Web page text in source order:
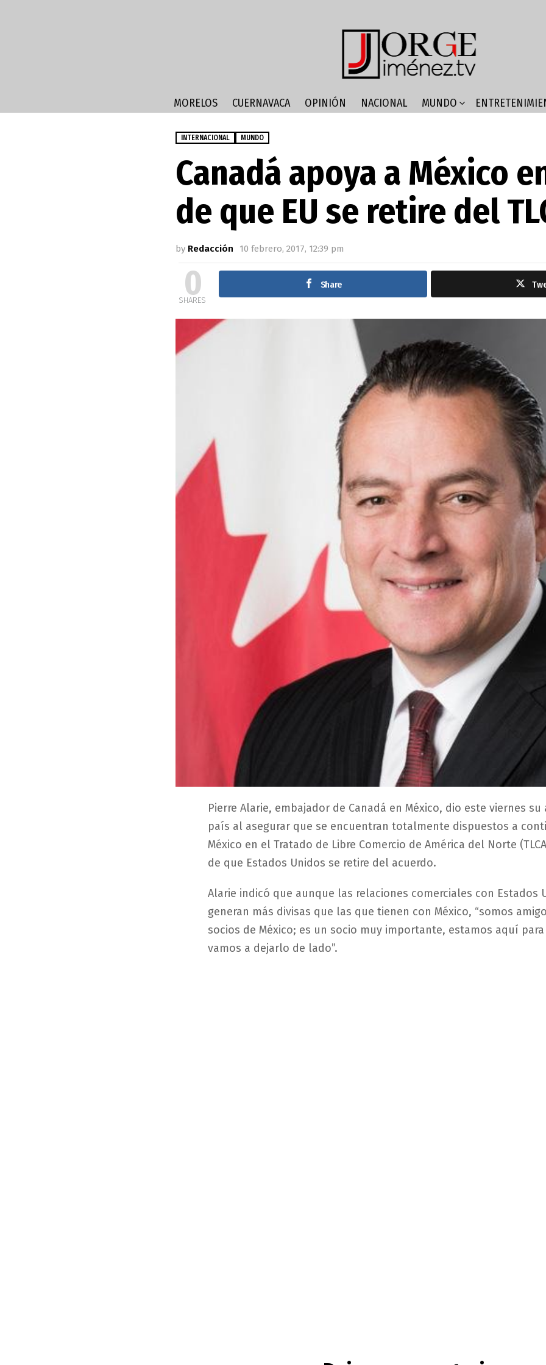
MORELOS CUERNAVACA OPINIÓN NACIONAL MUNDO
INTERNACIONAL MUNDO
Canadá apoya a México
de que EU se retire del
by Redacción 10 febrero, 2017, 12:39 pm
0
SHARES
Share
Pierre Alarie, embajador de Canadá en México, dio este viernes
país al asegurar que se encuentran totalmente dispuestos a
México en el Tratado de Libre Comercio de América del Norte
de que Estados Unidos se retire del acuerdo.
Alarie indicó que aunque las relaciones comerciales con Estados
generan más divisas que las que tienen con México, “somos
socios de México; es un socio muy importante, estamos aquí
vamos a dejarlo de lado”.